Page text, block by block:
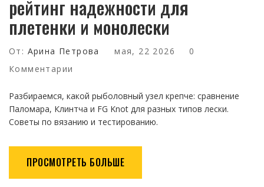
рейтинг надежности для
плетенки и монолески
От: Арина Петрова мая, 22 2026
0
Комментарии
Разбираемся, какой рыболовный узел крепче: сравнение
Паломара, Клинтча и FG Knot для разных типов лески.
Советы по вязанию и тестированию.
ПРОСМОТРЕТЬ БОЛЬШЕ